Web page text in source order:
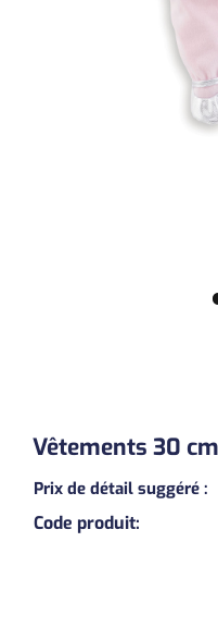
Previous
Vêtements 30
Prix de détail suggéré :
Code produit: